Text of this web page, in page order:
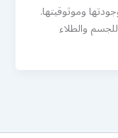
وموثوقيتها.
والطلاء